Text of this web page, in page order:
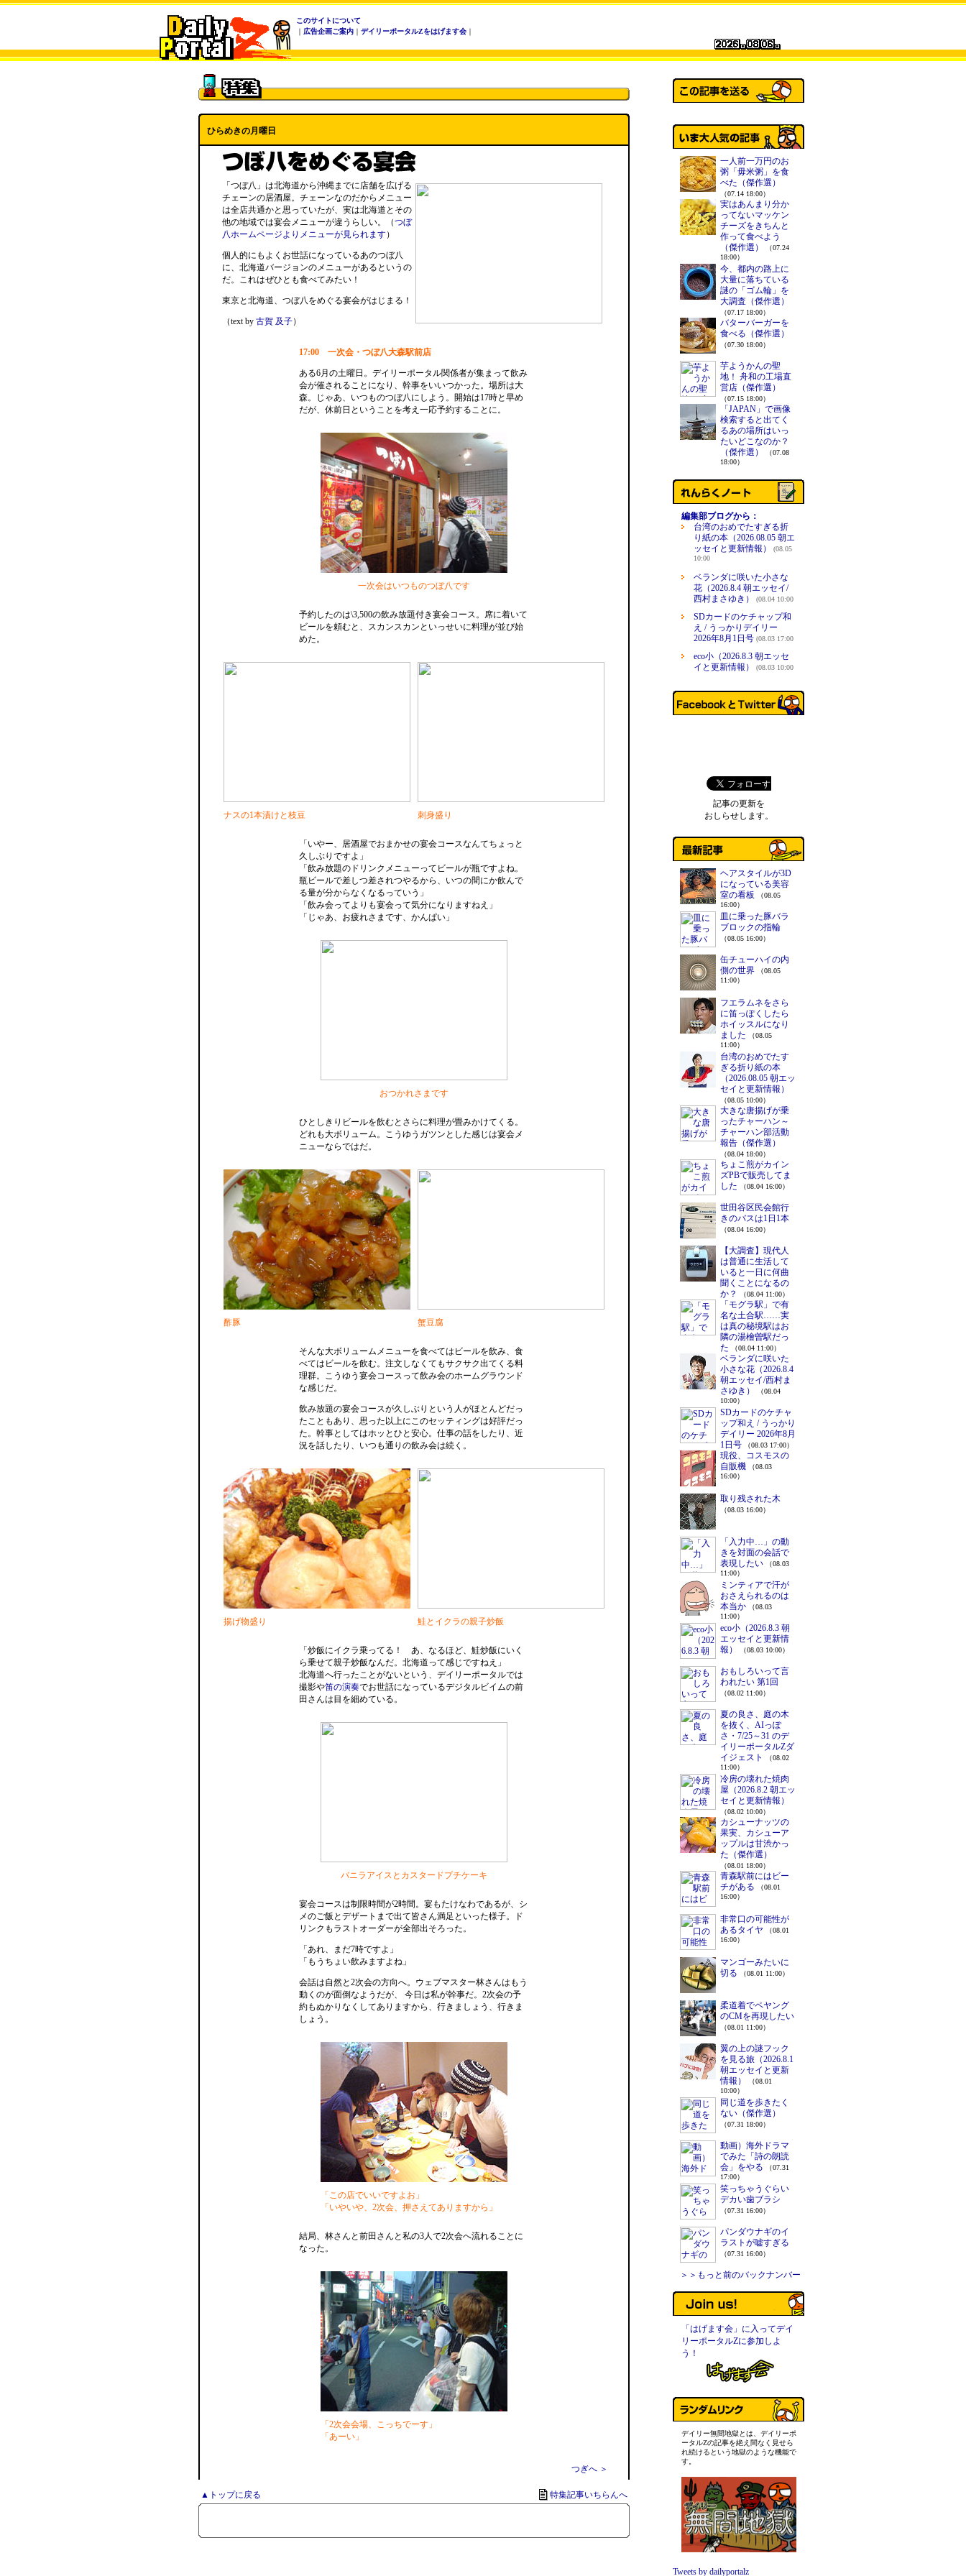
このサイトについて
｜ 広告企画ご案内 ｜ デイリーポータルZをはげます会 ｜
ひらめきの月曜日
「つぼ八」は北海道から沖縄までに店舗を広げる
チェーンの居酒屋。チェーンなのだからメニュー
は全店共通かと思っていたが、実は北海道とその
他の地域では宴会メニューが違うらしい。（つぼ
八ホームページよりメニューが見られます）
個人的にもよくお世話になっているあのつぼ八
に、北海道バージョンのメニューがあるというの
だ。これはぜひとも食べてみたい！
東京と北海道、つぼ八をめぐる宴会がはじまる！
（text by 古賀 及子）
17:00 一次会・つぼ八大森駅前店
ある6月の土曜日。デイリーポータル関係者が集まって飲み
会が催されることになり、幹事をいいつかった。場所は大
森。じゃあ、いつものつぼ八にしよう。開始は17時と早め
だが、休前日ということを考え一応予約することに。
一次会はいつものつぼ八です
予約したのは\3,500の飲み放題付き宴会コース。席に着いて
ビールを頼むと、スカンスカンといっせいに料理が並び始
めた。
ナスの1本漬けと枝豆 刺身盛り
「いやー、居酒屋でおまかせの宴会コースなんてちょっと
久しぶりですよ」
「飲み放題のドリンクメニューってビールが瓶ですよね。
瓶ビールで差しつ差されつやるから、いつの間にか飲んで
る量が分からなくなるっていう」
「飲み会ってよりも宴会って気分になりますねえ」
「じゃあ、お疲れさまです、かんぱい」
おつかれさまです
ひとしきりビールを飲むとさらに料理が畳みかけてくる。
どれも大ボリューム。こうゆうガツンとした感じは宴会メ
ニューならではだ。
酢豚 蟹豆腐
そんな大ボリュームメニューを食べてはビールを飲み、食
べてはビールを飲む。注文しなくてもサクサク出てくる料
理群。こうゆう宴会コースって飲み会のホームグラウンド
な感じだ。
飲み放題の宴会コースが久しぶりという人がほとんどだっ
たこともあり、思った以上にこのセッティングは好評だっ
た。幹事としてはホッとひと安心。仕事の話をしたり、近
況を話したり、いつも通りの飲み会は続く。
揚げ物盛り 鮭とイクラの親子炒飯
「炒飯にイクラ乗ってる！ あ、なるほど、鮭炒飯にいく
ら乗せて親子炒飯なんだ。北海道って感じですねえ」
北海道へ行ったことがないという、デイリーポータルでは
撮影や笛の演奏でお世話になっているデジタルビイムの前
田さんは目を細めている。
バニラアイスとカスタードプチケーキ
宴会コースは制限時間が2時間。宴もたけなわであるが、シ
メのご飯とデザートまで出て皆さん満足といった様子。ド
リンクもラストオーダーが全部出そろった。
「あれ、まだ7時ですよ」
「もうちょい飲みますよね」
会話は自然と2次会の方向へ。ウェブマスター林さんはもう
動くのが面倒なようだが、 今日は私が幹事だ。2次会の予
約もぬかりなくしてありますから、行きましょう、行きま
しょう。
「この店でいいですよお」
「いやいや、2次会、押さえてありますから」
結局、林さんと前田さんと私の3人で2次会へ流れることに
なった。
「2次会会場、こっちでーす」
「あーい」
つぎへ ＞
▲トップに戻る 特集記事いちらんへ
一人前一万円のお
粥「毋米粥」を食
べた（傑作選）
（07.14 18:00）
実はあんまり分か
ってないマッケン
チーズをきちんと
作って食べよう
（傑作選）
（07.24
18:00）
今、都内の路上に
大量に落ちている
謎の「ゴム輪」を
大調査（傑作選）
（07.17 18:00）
バターバーガーを
食べる（傑作選）
（07.30 18:00）
芋ようかんの聖
地！ 舟和の工場直
営店（傑作選）
（07.15 18:00）
「JAPAN」で画像
検索すると出てく
るあの場所はいっ
たいどこなのか？
（傑作選）
（07.08
18:00）
編集部ブログから：
台湾のおめでたすぎる折
り紙の本（2026.08.05 朝エ
ッセイと更新情報）
(08.05
10:00
ベランダに咲いた小さな
花（2026.8.4 朝エッセイ/
西村まさゆき）
(08.04 10:00
SDカードのケチャップ和
え / うっかりデイリー
2026年8月1日号 (08.03 17:00
eco小（2026.8.3 朝エッセ
イと更新情報）
(08.03 10:00
記事の更新を
おしらせします。
ヘアスタイルが3D
になっている美容
室の看板
（08.05
16:00）
皿に乗った豚バラ
ブロックの指輪
（08.05 16:00）
缶チューハイの内
側の世界
（08.05
11:00）
フエラムネをさら
に笛っぽくしたら
ホイッスルになり
ました
（08.05
11:00）
台湾のおめでたす
ぎる折り紙の本
（2026.08.05 朝エッ
セイと更新情報）
（08.05 10:00）
大きな唐揚げが乗
ったチャーハン～
チャーハン部活動
報告（傑作選）
（08.04 18:00）
ちょこ煎がカイン
ズPBで販売してま
した
（08.04 16:00）
世田谷区民会館行
きのバスは1日1本
（08.04 16:00）
【大調査】現代人
は普通に生活して
いると一日に何曲
聞くことになるの
か？
（08.04 11:00）
「モグラ駅」で有
名な土合駅……実
は真の秘境駅はお
隣の湯檜曽駅だっ
た
（08.04 11:00）
ベランダに咲いた
小さな花（2026.8.4
朝エッセイ/西村ま
さゆき）
（08.04
10:00）
SDカードのケチャ
ップ和え / うっかり
デイリー 2026年8月
1日号
（08.03 17:00）
現役、コスモスの
自販機
（08.03
16:00）
取り残された木
（08.03 16:00）
「入力中…」の動
きを対面の会話で
表現したい
（08.03
11:00）
ミンティアで汗が
おさえられるのは
本当か
（08.03
11:00）
eco小（2026.8.3 朝
エッセイと更新情
報）
（08.03 10:00）
おもしろいって言
われたい 第1回
（08.02 11:00）
夏の良さ、庭の木
を抜く、AIっぽ
さ・7/25～31 のデ
イリーポータルZダ
イジェスト
（08.02
11:00）
冷房の壊れた焼肉
屋（2026.8.2 朝エッ
セイと更新情報）
（08.02 10:00）
カシューナッツの
果実、カシューア
ップルは甘渋かっ
た（傑作選）
（08.01 18:00）
青森駅前にはビー
チがある
（08.01
16:00）
非常口の可能性が
あるタイヤ
（08.01
16:00）
マンゴーみたいに
切る
（08.01 11:00）
柔道着でペヤング
のCMを再現したい
（08.01 11:00）
翼の上の謎フック
を見る旅（2026.8.1
朝エッセイと更新
情報）
（08.01
10:00）
同じ道を歩きたく
ない（傑作選）
（07.31 18:00）
動画）海外ドラマ
でみた「詩の朗読
会」をやる
（07.31
17:00）
笑っちゃうぐらい
デカい歯ブラシ
（07.31 16:00）
パンダウナギのイ
ラストが嘘すぎる
（07.31 16:00）
＞＞もっと前のバックナンバー
「はげます会」に入ってデイ
リーポータルZに参加しよ
う！
デイリー無間地獄とは、デイリーポ
ータルZの記事を絶え間なく見せら
れ続けるという地獄のような機能で
す。
Tweets by dailyportalz